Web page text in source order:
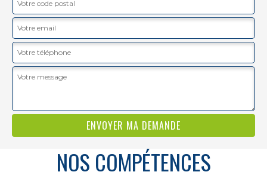
NOS COMPÉTENCES